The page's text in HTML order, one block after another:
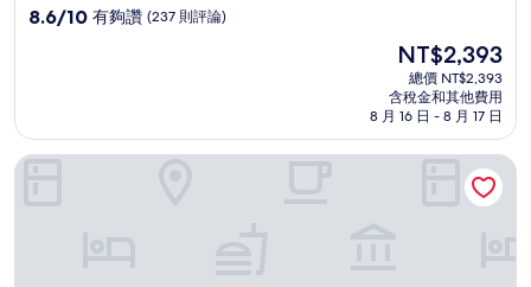
級
8.6
有
夠
8.6/10 有夠讚 (237 則評論)
現
在
價
格
為
NT$2,393
NT$2,393
總價 NT$2,393
含稅金和其他費用
8 月 16 日 - 8 月 17 日
斯旺西飯店